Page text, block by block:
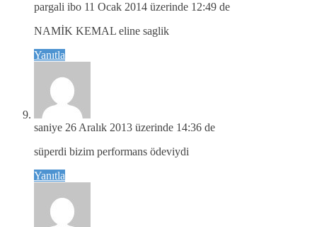
pargali ibo 11 Ocak 2014 üzerinde 12:49 de
NAMİK KEMAL eline saglik
Yanıtla
saniye 26 Aralık 2013 üzerinde 14:36 de
süperdi bizim performans ödeviydi
Yanıtla